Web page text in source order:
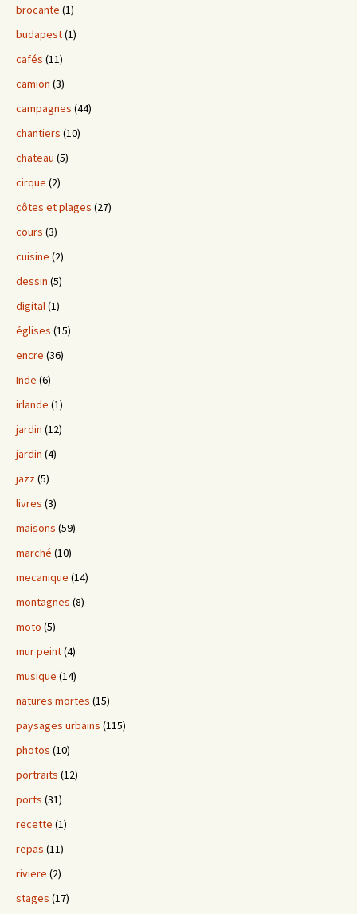
brocante (1)
budapest(1)
cafés (11)
camion (3)
campagnes (44)
chantiers (10)
chateau (5)
cirque (2)
côtes et plages (27)
cours (3)
cuisine (2)
dessin (5)
digital (1)
églises (15)
encre (36)
Inde (6)
irlande (1)
jardin (12)
jardin (4)
jazz (5)
livres (3)
maisons (59)
marché (10)
mecanique (14)
montagnes (8)
moto (5)
mur peint(4)
musique (14)
natures mortes (15)
paysages urbains (115)
photos (10)
portraits (12)
ports (31)
recette (1)
repas (11)
riviere (2)
stages (17)